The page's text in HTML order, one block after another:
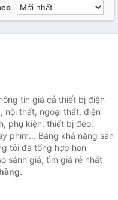
tin giá cả thiết bị điện
nội thất, ngoại thất, điện
phụ kiện, thiết bị đeo,
phim... Bằng khả năng sẵn
tôi đã tổng hợp hơn
sánh giá, tìm giá rẻ nhất